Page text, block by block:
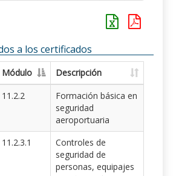
a los certificados
Módulo
Descripción
11.2.2
Formación básica en
seguridad
aeroportuaria
11.2.3.1
Controles de
seguridad de
personas, equipajes